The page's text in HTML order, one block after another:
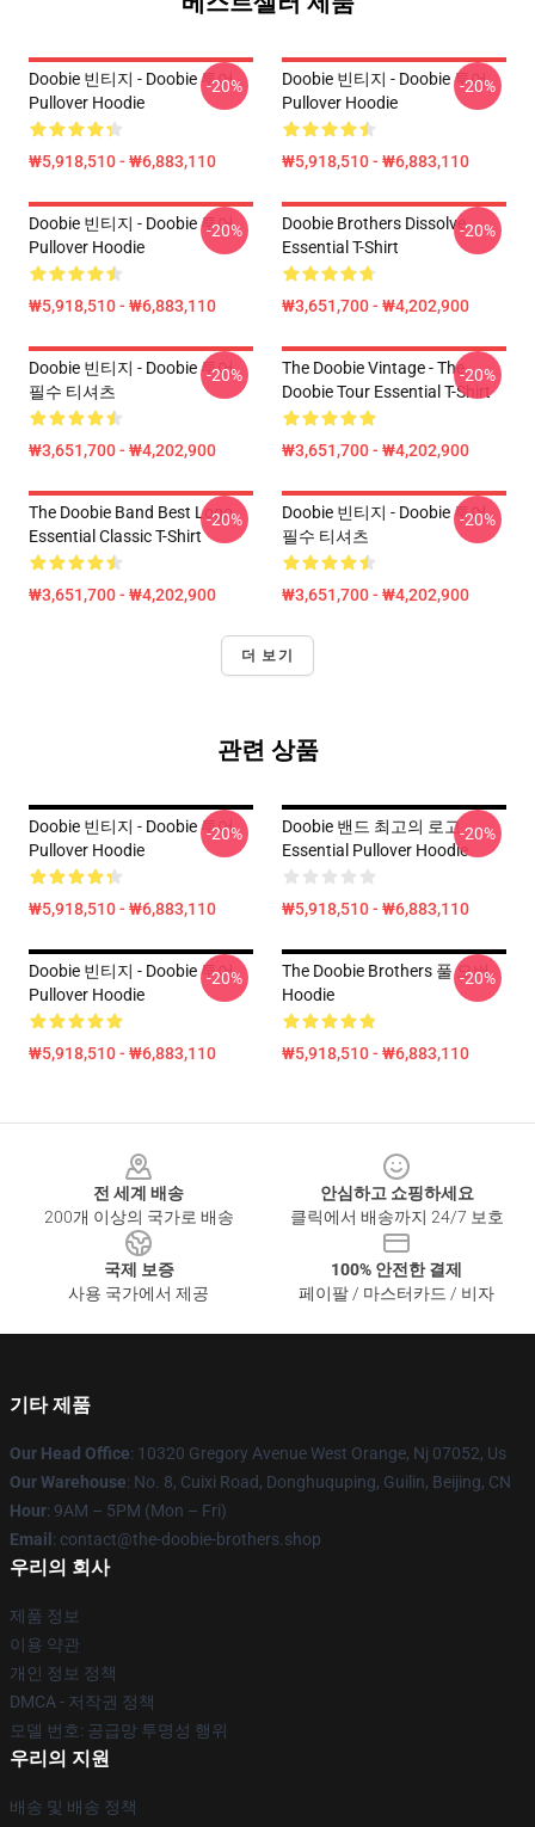
Doobie 빈티지 - Doobie 투어
Pullover Hoodie
₩5,918,510 - ₩6,883,110
-20%
Doobie 빈티지 - Doobie 투어
Pullover Hoodie
₩5,918,510 - ₩6,883,110
-20%
Doobie 빈티지 - Doobie 투어
Pullover Hoodie
₩5,918,510 - ₩6,883,110
-20%
Doobie Brothers Dissolve
Essential T-Shirt
₩3,651,700 - ₩4,202,900
-20%
Doobie 빈티지 - Doobie 투어
필수 티셔츠
₩3,651,700 - ₩4,202,900
-20%
The Doobie Vintage - The
Doobie Tour Essential T-Shirt
₩3,651,700 - ₩4,202,900
-20%
The Doobie Band Best Logo
Essential Classic T-Shirt
₩3,651,700 - ₩4,202,900
-20%
Doobie 빈티지 - Doobie 투어
필수 티셔츠
₩3,651,700 - ₩4,202,900
-20%
더 보기
관련 상품
Doobie 빈티지 - Doobie 투어
Pullover Hoodie
₩5,918,510 - ₩6,883,110
-20%
Doobie 밴드 최고의 로고
Essential Pullover Hoodie
₩5,918,510 - ₩6,883,110
-20%
Doobie 빈티지 - Doobie 투어
Pullover Hoodie
₩5,918,510 - ₩6,883,110
-20%
The Doobie Brothers 풀 오버
Hoodie
₩5,918,510 - ₩6,883,110
-20%
전 세계 배송
200개 이상의 국가로 배송
안심하고 쇼핑하세요
클릭에서 배송까지 24/7 보호
국제 보증
사용 국가에서 제공
100% 안전한 결제
페이팔 / 마스터카드 / 비자
기타 제품
Our Head Office: 10320 Gregory Avenue West Orange, Nj 07052, Us
Our Warehouse: No. 8, Cuixi Road, Donghuquping, Guilin, Beijing, CN
Hour: 9AM – 5PM (Mon – Fri)
Email : contact@the-doobie-brothers.shop
우리의 회사
제품 정보
이용 약관
개인 정보 정책
DMCA - 저작권 정책
모델 번호: 공급망 투명성 행위
우리의 지원
배송 및 배송 정책